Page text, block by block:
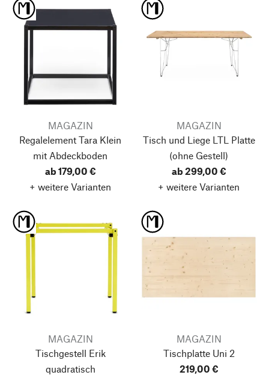
MAGAZIN
Regalelement Tara Klein
mit Abdeckboden
ab 179,00 €
+ weitere Varianten
MAGAZIN
Tisch und Liege LTL Platte
(ohne Gestell)
ab 299,00 €
+ weitere Varianten
MAGAZIN
Tischgestell Erik
quadratisch
MAGAZIN
Tischplatte Uni 2
219,00 €